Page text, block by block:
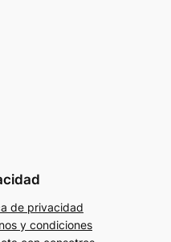
de privacidad
y condiciones